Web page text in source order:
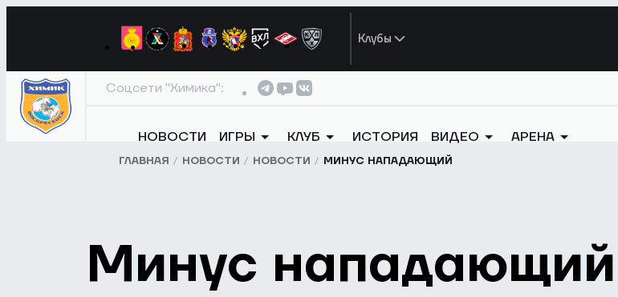
Клубы
Соцсети "Химика":
НОВОСТИ ИГРЫ КЛУБ ИСТОРИЯ ВИДЕО АРЕНА
ГЛАВНАЯ НОВОСТИ НОВОСТИ МИНУС НАПАДАЮЩИЙ
Минус нападающий